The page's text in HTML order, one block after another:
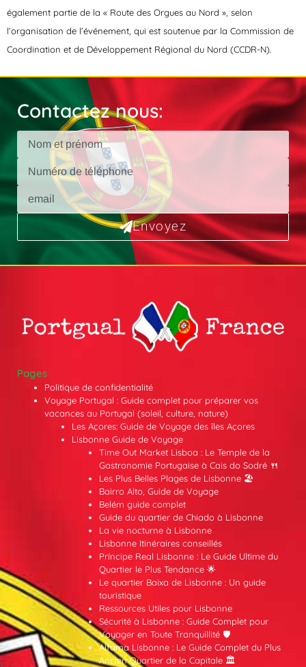
également partie de la « Route des Orgues au Nord », selon
l’organisation de l’événement, qui est soutenue par la Commission de
Coordination et de Développement Régional du Nord (CCDR-N).
Contactez nous:
Envoyez
Pages
Politique de confidentialité
Voyage Portugal : Guide complet pour préparer vos
vacances au Portugal (soleil, culture, nature)
Les Açores: Guide de Voyage des îles Açores
Lisbonne Guide de Voyage
Time Out Market Lisboa : Le Temple de la
Gastronomie Portugaise à Cais do Sodré 🍴
Les Plus Belles Plages de Lisbonne 🏖️
Bairro Alto, Guide de Voyage
Belém guide complet
Guide du quartier de Chiado à Lisbonne
La vie nocturne à Lisbonne
Lisbonne Itinéraires conseillés
Príncipe Real Lisbonne : Le Guide Ultime du
Quartier le Plus Tendance 🌟
Le quartier Baixa de Lisbonne : Un guide
touristique
Ressources Utiles pour Lisbonne
Sécurité à Lisbonne : Guide Complet pour
Voyager en Toute Tranquillité 🛡️
Alfama Lisbonne : Le Guide Complet du Plus
Ancien Quartier de la Capitale 🏛️